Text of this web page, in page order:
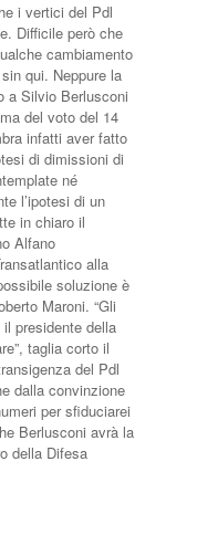
i vertici del Pdl
Difficile però che
cambiamento
qui. Neppure la
a Silvio Berlusconi
del voto del 14
infatti aver fatto
di dimissioni di
né
l’ipotesi di un
in chiaro il
Alfano
alla
soluzione è
Maroni. “Gli
presidente della
taglia corto il
del Pdl
dalla convinzione
per sfiduciarei
Berlusconi avrà la
della Difesa